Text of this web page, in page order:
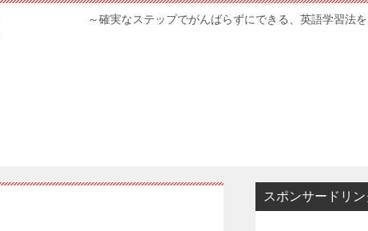
～確実なステップでがんばらずにできる、英語学習法
スポンサードリン